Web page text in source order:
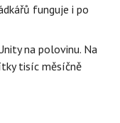
funguje i po
na polovinu. Na
tisíc měsíčně